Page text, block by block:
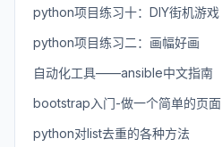
python项目练习十：DIY街机游戏
python项目练习二：画幅好画
自动化工具——ansible中文指南
bootstrap入门-做一个简单的页面
python对list去重的各种方法